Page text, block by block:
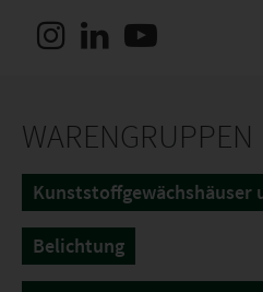
WARENGRUPPEN
Kunststoffgewächshäuser
Belichtung